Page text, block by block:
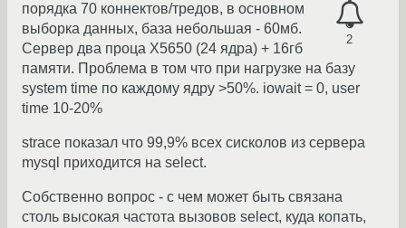
2
порядка 70 коннектов/тредов, в основном
выборка данных, база небольшая - 60мб.
Сервер два проца X5650 (24 ядра) + 16гб
памяти. Проблема в том что при нагрузке на базу
system time по каждому ядру >50%. iowait = 0, user
time 10-20%
strace показал что 99,9% всех сисколов из сервера
mysql приходится на select.
Собственно вопрос - с чем может быть связана
столь высокая частота вызовов select, куда копать,